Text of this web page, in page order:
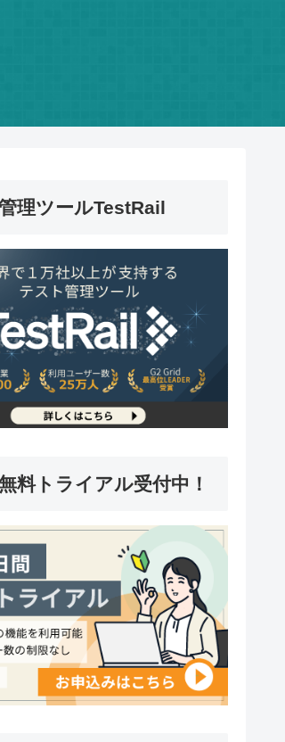
理ツールTestRail
料トライアル受付中！